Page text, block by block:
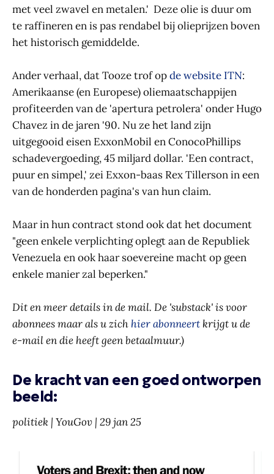
met veel zwavel en metalen.' Deze olie is duur om
te raffineren en is pas rendabel bij olieprijzen boven
het historisch gemiddelde.
Ander verhaal, dat Tooze trof opde website ITN:
Amerikaanse (en Europese) oliemaatschappijen
profiteerden van de 'apertura petrolera' onder Hugo
Chavez in de jaren '90. Nu ze het land zijn
uitgegooid eisen ExxonMobil en ConocoPhillips
schadevergoeding, 45 miljard dollar. 'Een contract,
puur en simpel,' zei Exxon-baas Rex Tillerson in een
van de honderden pagina's van hun claim.
Maar in hun contract stond ook dat het document
"geen enkele verplichting oplegt aan de Republiek
Venezuela en ook haar soevereine macht op geen
enkele manier zal beperken."
Dit en meer details in de mail. De 'substack' is voor
abonnees maar als u zich hier abonneert krijgt u de
e-mail en die heeft geen betaalmuur.)
De kracht van een goed ontworpen
beeld:
politiek | YouGov | 29 jan 25